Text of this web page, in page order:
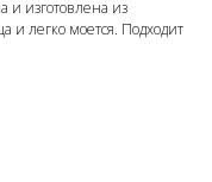
и изготовлена из
и легко моется. Подходит